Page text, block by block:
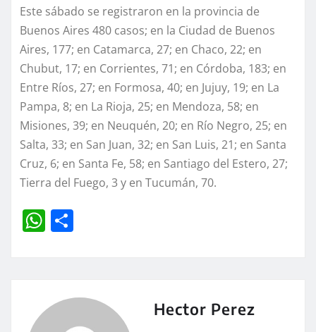
Este sábado se registraron en la provincia de
Buenos Aires 480 casos; en la Ciudad de Buenos
Aires, 177; en Catamarca, 27; en Chaco, 22; en
Chubut, 17; en Corrientes, 71; en Córdoba, 183; en
Entre Ríos, 27; en Formosa, 40; en Jujuy, 19; en La
Pampa, 8; en La Rioja, 25; en Mendoza, 58; en
Misiones, 39; en Neuquén, 20; en Río Negro, 25; en
Salta, 33; en San Juan, 32; en San Luis, 21; en Santa
Cruz, 6; en Santa Fe, 58; en Santiago del Estero, 27;
Tierra del Fuego, 3 y en Tucumán, 70.
W
A Hector Perez